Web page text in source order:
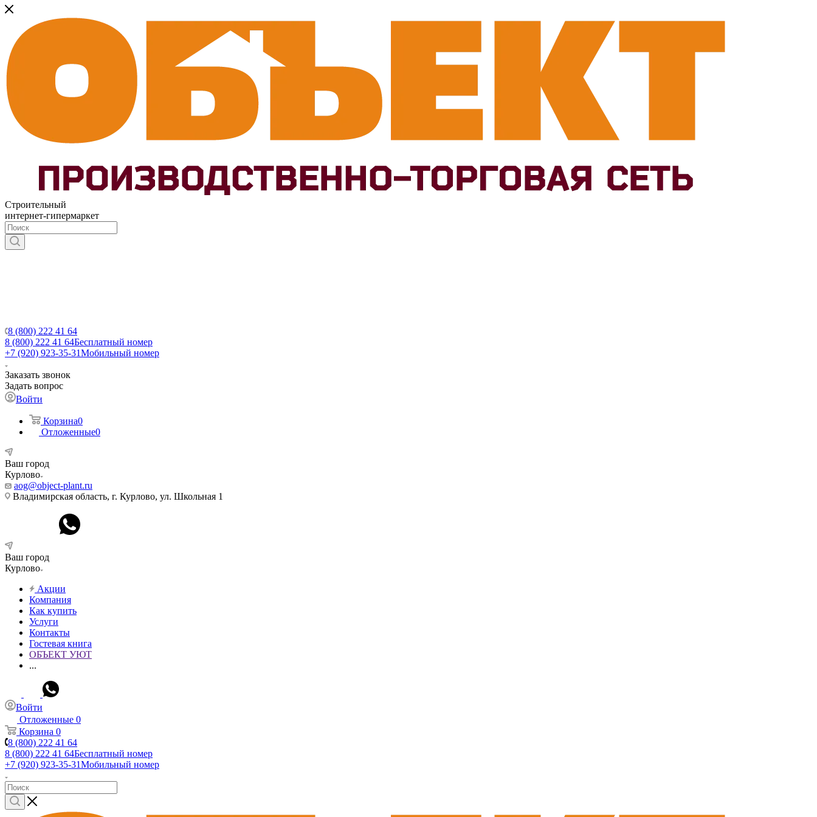
Строительный
интернет-гипермаркет
8 (800) 222 41 64
8 (800) 222 41 64Бесплатный номер
+7 (920) 923-35-31Мобильный номер
Заказать звонок
Задать вопрос
Войти
Корзина0
Отложенные0
Ваш город
Курлово
aog@object-plant.ru
Владимирская область, г. Курлово, ул. Школьная 1
Ваш город
Курлово
Акции
Компания
Как купить
Услуги
Контакты
Гостевая книга
ОБЪЕКТ УЮТ
...
Войти
Отложенные 0
Корзина 0
8 (800) 222 41 64
8 (800) 222 41 64Бесплатный номер
+7 (920) 923-35-31Мобильный номер